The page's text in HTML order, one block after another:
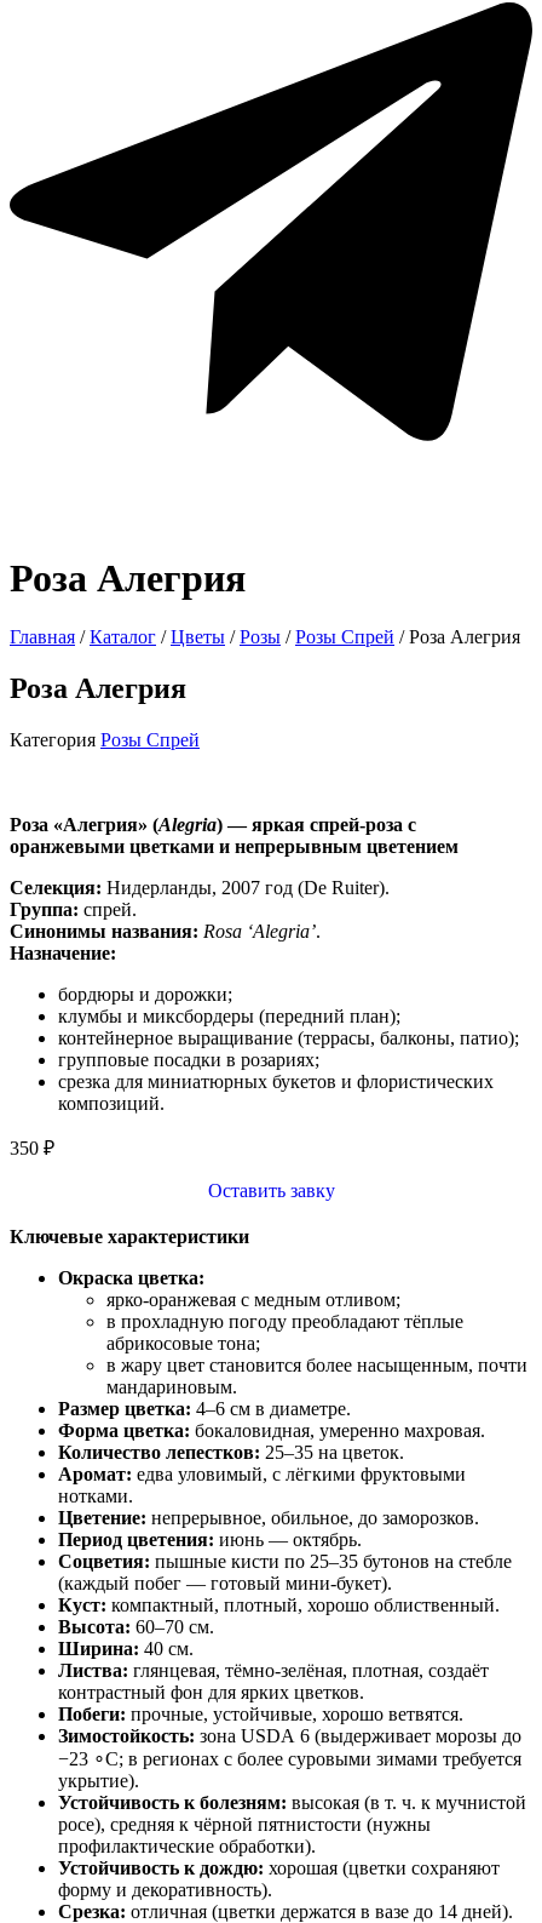
Роза Алегрия
Главная /Каталог /Цветы /Розы /Розы Спрей / Роза Алегрия
Роза Алегрия
Категория Розы Спрей
Роза «Алегрия» (Alegria) — яркая спрей‑роза с
оранжевыми цветками и непрерывным цветением
Селекция: Нидерланды, 2007 год (De Ruiter).
Группа: спрей.
Синонимы названия: Rosa ‘Alegria’.
Назначение:
бордюры и дорожки;
клумбы и миксбордеры (передний план);
контейнерное выращивание (террасы, балконы, патио);
групповые посадки в розариях;
срезка для миниатюрных букетов и флористических
композиций.
350 ₽
Оставить завку
Ключевые характеристики
Окраска цветка:
ярко‑оранжевая с медным отливом;
в прохладную погоду преобладают тёплые
абрикосовые тона;
в жару цвет становится более насыщенным, почти
мандариновым.
Размер цветка: 4–6 см в диаметре.
Форма цветка: бокаловидная, умеренно махровая.
Количество лепестков: 25–35 на цветок.
Аромат: едва уловимый, с лёгкими фруктовыми
нотками.
Цветение: непрерывное, обильное, до заморозков.
Период цветения: июнь — октябрь.
Соцветия: пышные кисти по 25–35 бутонов на стебле
(каждый побег — готовый мини‑букет).
Куст: компактный, плотный, хорошо облиственный.
Высота: 60–70 см.
Ширина: 40 см.
Листва: глянцевая, тёмно‑зелёная, плотная, создаёт
контрастный фон для ярких цветков.
Побеги: прочные, устойчивые, хорошо ветвятся.
Зимостойкость: зона USDA 6 (выдерживает морозы до
−23 ∘C; в регионах с более суровыми зимами требуется
укрытие).
Устойчивость к болезням: высокая (в т. ч. к мучнистой
росе), средняя к чёрной пятнистости (нужны
профилактические обработки).
Устойчивость к дождю: хорошая (цветки сохраняют
форму и декоративность).
Срезка: отличная (цветки держатся в вазе до 14 дней).